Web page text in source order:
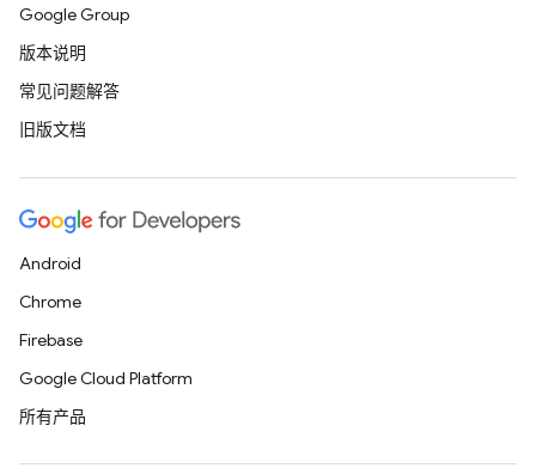
Google Group
版本说明
常见问题解答
旧版文档
Android
Chrome
Firebase
Google Cloud Platform
所有产品